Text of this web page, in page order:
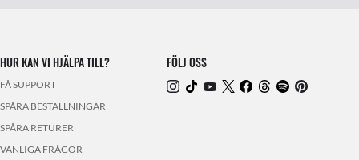
HUR KAN VI HJÄLPA TILL?
FÅ SUPPORT
SPÅRA BESTÄLLNINGAR
SPÅRA RETURER
VANLIGA FRÅGOR
FÖLJ OSS